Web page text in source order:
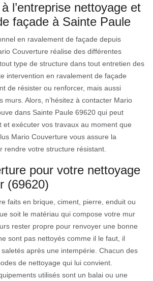
l’entreprise nettoyage et
façade à Sainte Paule
en ravalement de façade depuis
Couverture réalise des différentes
type de structure dans tout entretien des
intervention en ravalement de façade
de résister ou renforcer, mais aussi
murs. Alors, n’hésitez à contacter Mario
dans Sainte Paule 69620 qui peut
et exécuter vos travaux au moment que
Mario Couverture vous assure la
rendre votre structure résistant.
pour votre nettoyage
(69620)
faits en brique, ciment, pierre, enduit ou
soit le matériau qui compose votre mur
rester propre pour renvoyer une bonne
sont pas nettoyés comme il le faut, il
après une intempérie. Chacun des
de nettoyage qui lui convient.
utilisés sont un balai ou une